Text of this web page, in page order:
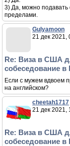
3) Да, можно подавать
пределами.
Gulyamoon
21 дек 2021,
Re: Виза в США
собеседование в
Если с мужем вдвоем
на английском?
cheetah1717
21 дек 2021,
Re: Виза в США
собеседование в